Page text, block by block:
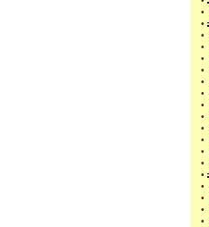
•
•
•
•
•
•
•
•
•
•
•
•
•
•
•
•
•
•
•